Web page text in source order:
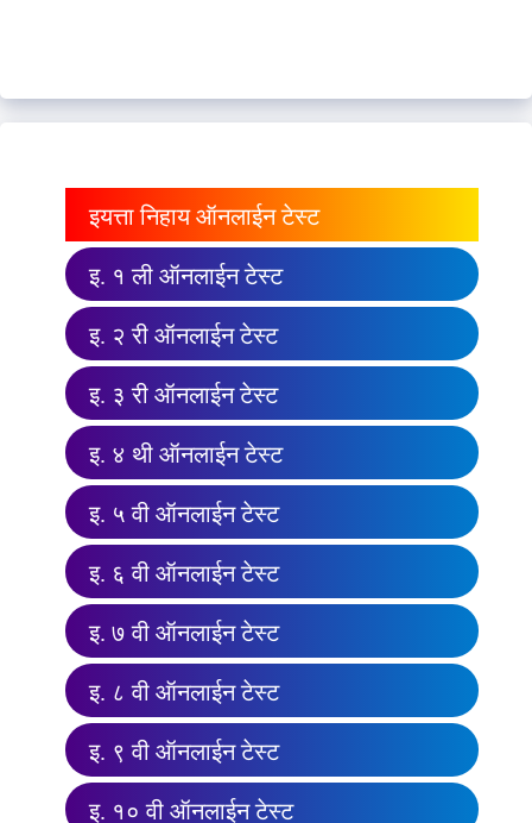
इयत्ता निहाय ऑनलाईन टेस्ट
इ. १ ली ऑनलाईन टेस्ट
इ. २ री ऑनलाईन टेस्ट
इ. ३ री ऑनलाईन टेस्ट
इ. ४ थी ऑनलाईन टेस्ट
इ. ५ वी ऑनलाईन टेस्ट
इ. ६ वी ऑनलाईन टेस्ट
इ. ७ वी ऑनलाईन टेस्ट
इ. ८ वी ऑनलाईन टेस्ट
इ. ९ वी ऑनलाईन टेस्ट
इ. १० वी ऑनलाईन टेस्ट